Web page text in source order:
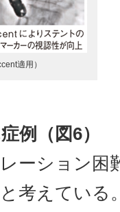
適用）
例（図6）
ーション困
考えている